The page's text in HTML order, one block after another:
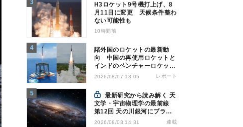
H3ロケット9号機打上げ、8
月11日に変更 天候条件整わ
ない可能性も
10時間前
諸外国のロケットの最新動
向 中国の再使用ロケットと
インドのベンチャーロケット
の成功
2026/08/07 13:05 レポート
最新研究から読み解く 天
文学・宇宙物理学の最前線
第12回 天の川銀河にブラッ
クホール1億7000万個？ - 大
2026/08/03 14:31 連載